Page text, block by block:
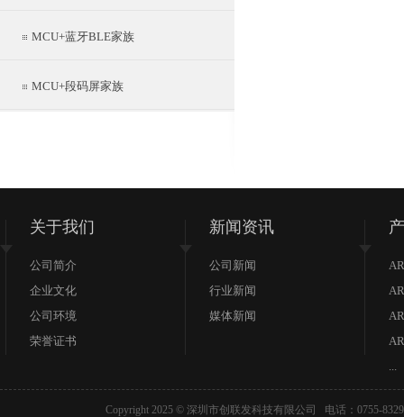
MCU+蓝牙BLE家族
MCU+段码屏家族
关于我们
公司简介
企业文化
公司环境
荣誉证书
新闻资讯
公司新闻
行业新闻
媒体新闻
...
Copyright 2025 © 深圳市创联发科技有限公司 电话：0755-